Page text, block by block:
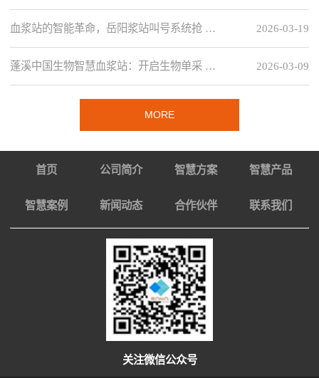
2026-03-19
血浆站的智能革命，岳阳浆站叫号系统抢 …
2026-03-09
蓬溪中国生物智慧血浆站：开启生物单采 …
MORE
首页 公司简介 智慧方案 智慧产品
智慧案例 新闻动态 合作伙伴 联系我们
关注微信公众号